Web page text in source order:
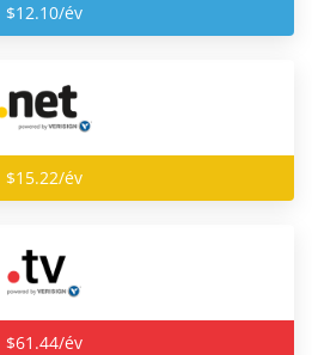
$12.10/év
$15.22/év
$61.44/év